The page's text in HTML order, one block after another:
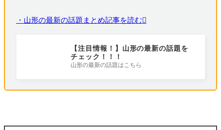
・山形の最新の話題まとめ記事を読む
【注目情報！】山形の最新の話題を
チェック！！！
山形の最新の話題はこちら